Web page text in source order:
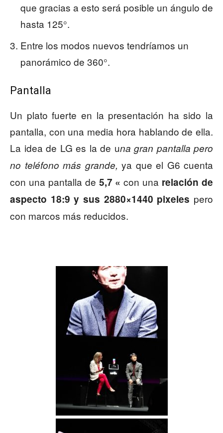
que gracias a esto será posible un ángulo de
hasta 125°.
Entre los modos nuevos tendríamos un
panorámico de 360°.
Pantalla
Un plato fuerte en la presentación ha sido la
pantalla, con una media hora hablando de ella.
La idea de LG es la de una gran pantalla pero
no teléfono más grande, ya que el G6 cuenta
con una pantalla de 5,7 « con una relación de
aspecto 18:9 y sus 2880×1440 pixeles pero
con marcos más reducidos.